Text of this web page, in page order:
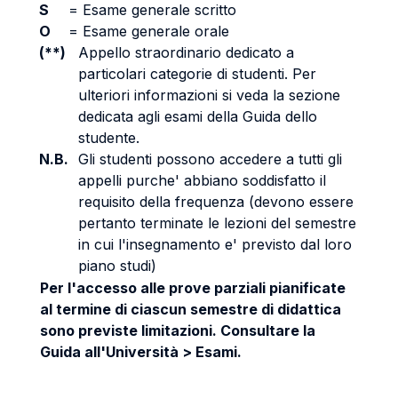
S = Esame generale scritto
O
= Esame generale orale
(**)
Appello straordinario dedicato a
particolari categorie di studenti. Per
ulteriori informazioni si veda la sezione
dedicata agli esami della Guida dello
studente.
N.B. Gli studenti possono accedere a tutti gli
appelli purche' abbiano soddisfatto il
requisito della frequenza (devono essere
pertanto terminate le lezioni del semestre
in cui l'insegnamento e' previsto dal loro
piano studi)
Per l'accesso alle prove parziali pianificate
al termine di ciascun semestre di didattica
sono previste limitazioni. Consultare la
Guida all'Università > Esami.